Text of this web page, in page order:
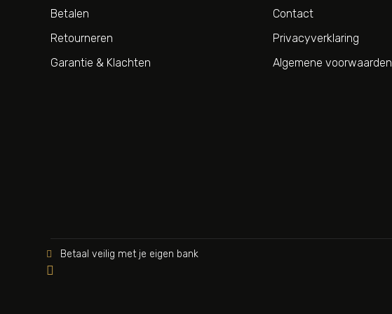
Betalen
Retourneren
Garantie & Klachten
Contact
Privacyverklaring
Algemene voorwaarden
 Betaal veilig met je eigen bank
